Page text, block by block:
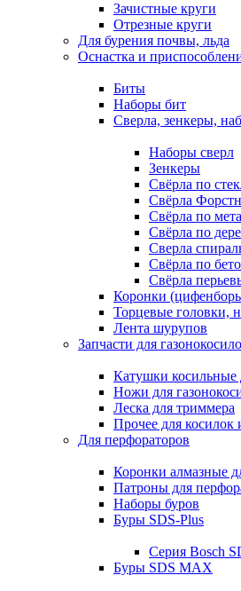
Зачистные круги
Отрезные круги
Для бурения почвы, льда
Оснастка и
Биты
Наборы бит
Сверла, зенкеры,
Наборы сверл
Зенкеры
Свёрла по
Свёрла
Свёрла по
Свёрла по
Сверла
Свёрла по
Свёрла
Коронки
Торцевые головки,
Лента шурупов
Запчасти для
Катушки косильные
Ножи для
Леска для триммера
Прочее для косилок
Для перфораторов
Коронки алмазные
Патроны для
Наборы буров
Буры SDS-Plus
Серия Bosch
Буры SDS MAX